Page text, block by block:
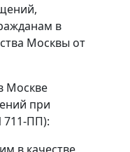
в
Москвы от
Москве
при
711-ПП):